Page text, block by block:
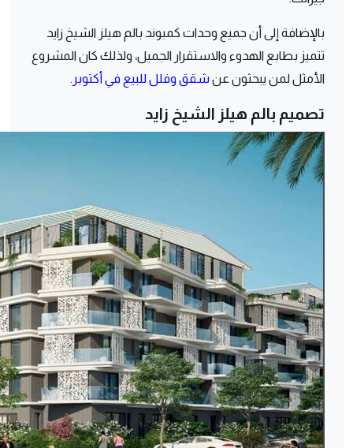
بالإضافة إلى أن جميع وحدات كمبوند بالم هيلز الشيخ زايد
تتميز بطابع الهدوء والاستقرار الجميل، ولذلك كان المشروع
الأمثل لمن يبحثون عن شقق وفلل للبيع في أكتوبر .
تصميم بالم هيلز الشيخ زايد